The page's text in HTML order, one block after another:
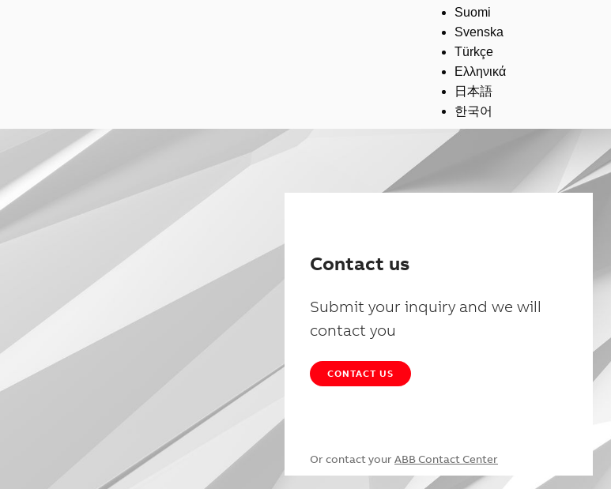
Suomi
Svenska
Türkçe
Ελληνικά
日本語
한국어
Contact us
Submit your inquiry and we will
contact you
CONTACT US
Or contact your ABB Contact Center